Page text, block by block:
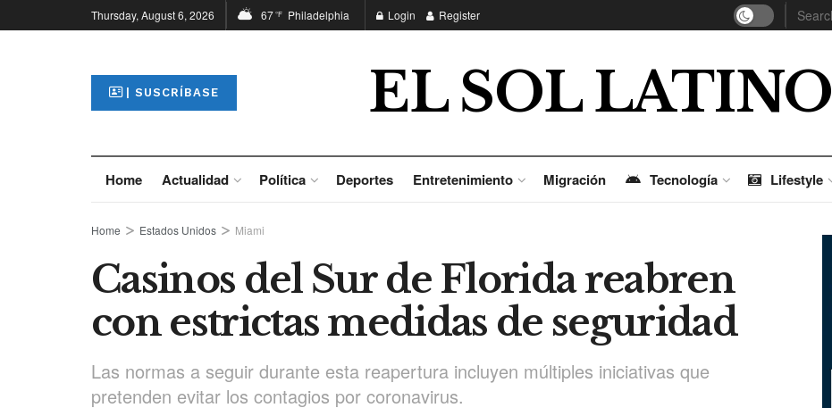
Thursday, August 6, 2026 67°F Philadelphia Login Register
| SUSCRÍBASE EL SOL LATINO
Home Actualidad Política Deportes Entretenimiento Migración Tecnología Lifestyle
Home Estados Unidos Miami
Casinos del Sur de Florida reabren
con estrictas medidas de seguridad
Las normas a seguir durante esta reapertura incluyen múltiples iniciativas que
pretenden evitar los contagios por coronavirus.